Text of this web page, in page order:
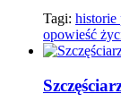
Tagi: historie
opowieść